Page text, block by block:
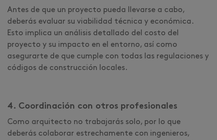
Antes de que un proyecto pueda llevarse a cabo,
deberás evaluar su viabilidad técnica y económica.
Esto implica un análisis detallado del costo del
proyecto y su impacto en el entorno, así como
asegurarte de que cumple con todas las regulaciones y
códigos de construcción locales.
4. Coordinación con otros profesionales
Como arquitecto no trabajarás solo, por lo que
deberás colaborar estrechamente con ingenieros,